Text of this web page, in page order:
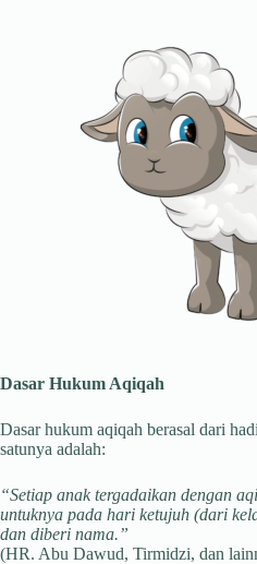
Dasar Hukum Aqiqah
Dasar hukum aqiqah berasal dari
satunya adalah:
“Setiap anak tergadaikan dengan
untuknya pada hari ketujuh (dari
dan diberi nama.”
(HR. Abu Dawud, Tirmidzi, dan